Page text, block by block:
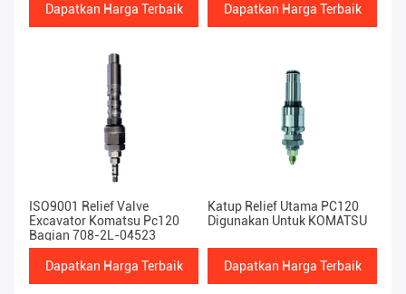
Dapatkan Harga Terbaik Dapatkan Harga Terbaik
ISO9001 Relief Valve
Excavator Komatsu Pc120
Bagian 708-2L-04523
Dapatkan Harga Terbaik
Katup Relief Utama PC120
Digunakan Untuk KOMATSU
Dapatkan Harga Terbaik